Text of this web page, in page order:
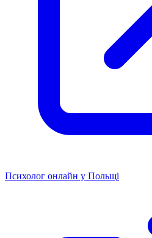
Психолог онлайн у Польщі